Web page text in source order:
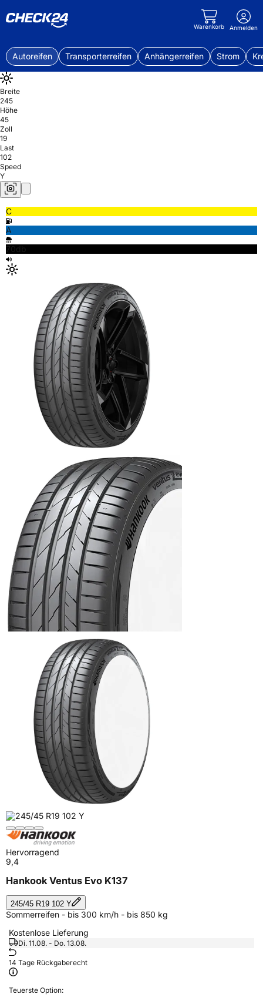
Warenkorb Anmelden
Autoreifen Transporterreifen Anhängerreifen Strom
Breite
245
Höhe
45
Zoll
19
Last
102
Speed
Y
C
A
70db
Hervorragend
9,4
Hankook Ventus Evo K137
245/45 R19 102 Y
Sommerreifen - bis 300 km/h - bis 850 kg
Kostenlose Lieferung
Di. 11.08. - Do. 13.08.
14 Tage Rückgaberecht
Teuerste Option: